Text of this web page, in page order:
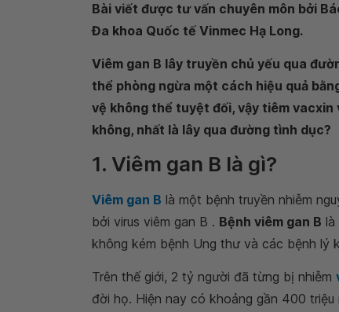
Bài viết được tư vấn chuyên môn bởi
Đa khoa Quốc tế Vinmec Hạ Long.
Viêm gan B lây truyền chủ yếu qua
thể phòng ngừa một cách hiệu quả
vệ không thể tuyệt đối, vậy tiêm
không, nhất là lây qua đường tình dục?
1. Viêm gan B là gì?
Viêm gan B là một bệnh truyền nhiễm
bởi virus viêm gan B . Bệnh viêm gan B là
không kém bệnh Ung thư và các bệnh lý
Trên thế giới, 2 tỷ người đã từng bị nhiễm
đời họ. Hiện nay có khoảng gần 400